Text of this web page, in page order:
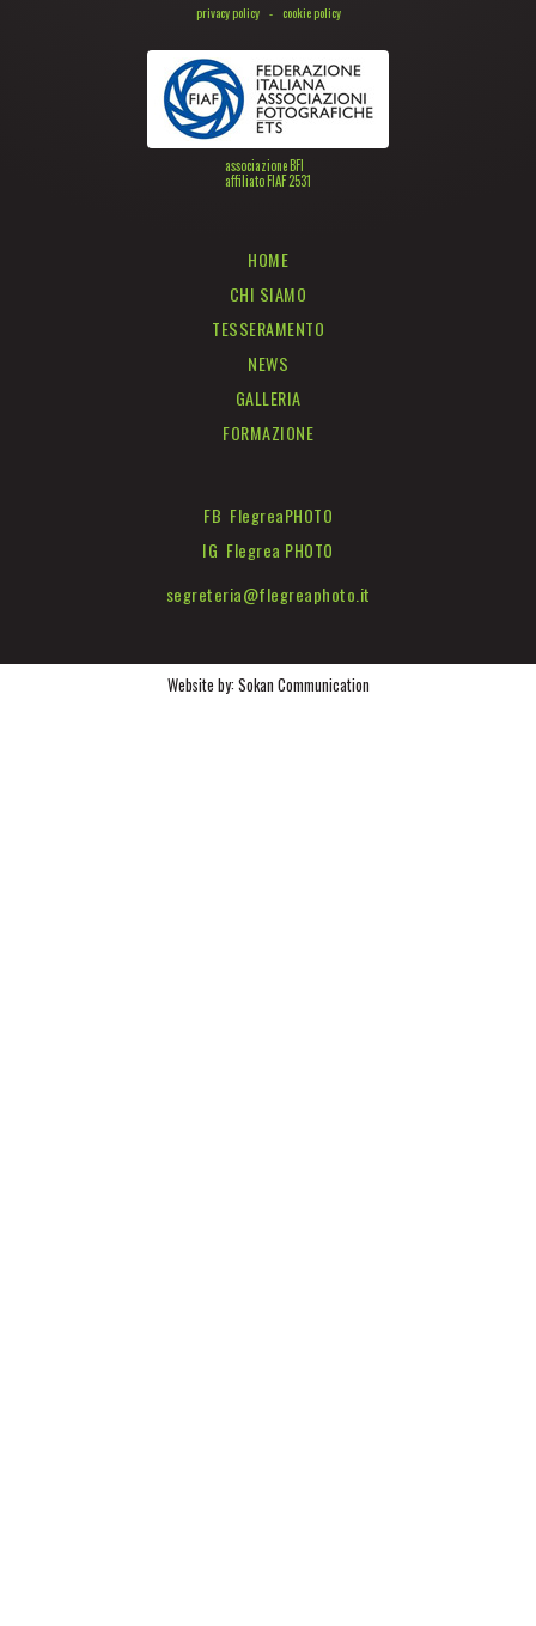
privacy policy - cookie policy
associazione BFI
affiliato FIAF 2531
HOME
CHI SIAMO
TESSERAMENTO
NEWS
GALLERIA
FORMAZIONE
FB FlegreaPHOTO
IG Flegrea PHOTO
segreteria@flegreaphoto.it
Website by: Sokan Communication